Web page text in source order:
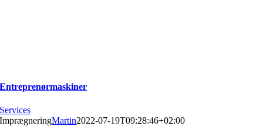
Entreprenørmaskiner
Services
ImprægneringMartin2022-07-19T09:28:46+02:00